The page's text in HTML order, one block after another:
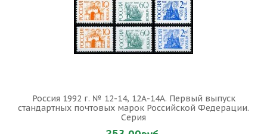
Россия 1992 г. № 12-14, 12А-14А. Первый выпуск
стандартных почтовых марок Российской Федерации.
Серия